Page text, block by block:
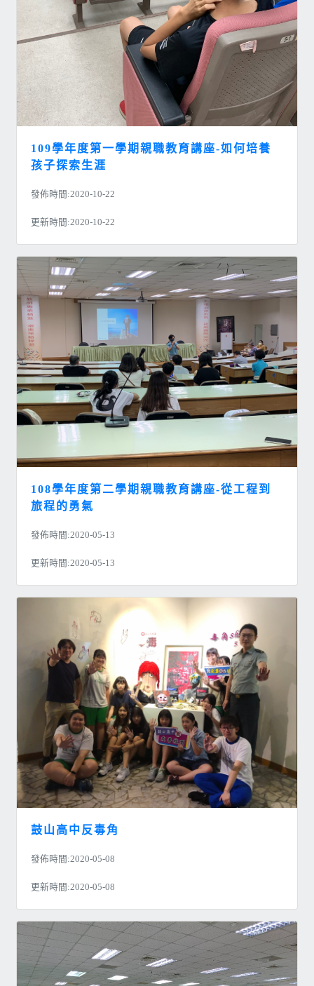
109學年度第一學期親職教育講座-如何培養
孩子探索生涯
發佈時間:2020-10-22
更新時間:2020-10-22
108學年度第二學期親職教育講座-從工程到
旅程的勇氣
發佈時間:2020-05-13
更新時間:2020-05-13
鼓山高中反毒角
發佈時間:2020-05-08
更新時間:2020-05-08